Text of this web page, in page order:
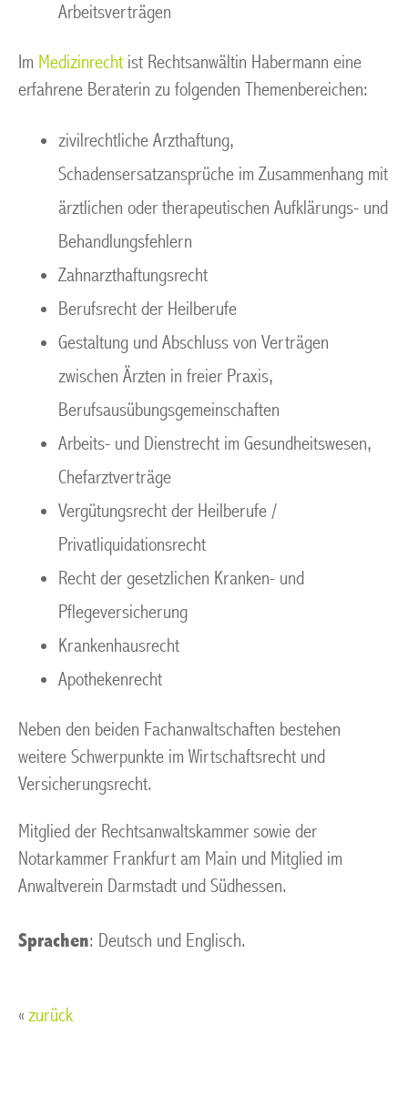
Arbeitsverträgen
Im Medizinrecht ist Rechtsanwältin Habermann eine
erfahrene Beraterin zu folgenden Themenbereichen:
zivilrechtliche Arzthaftung,
Schadensersatzansprüche im Zusammenhang mit
ärztlichen oder therapeutischen Aufklärungs- und
Behandlungsfehlern
Zahnarzthaftungsrecht
Berufsrecht der Heilberufe
Gestaltung und Abschluss von Verträgen
zwischen Ärzten in freier Praxis,
Berufsausübungsgemeinschaften
Arbeits- und Dienstrecht im Gesundheitswesen,
Chefarztverträge
Vergütungsrecht der Heilberufe /
Privatliquidationsrecht
Recht der gesetzlichen Kranken- und
Pflegeversicherung
Krankenhausrecht
Apothekenrecht
Neben den beiden Fachanwaltschaften bestehen
weitere Schwerpunkte im Wirtschaftsrecht und
Versicherungsrecht.
Mitglied der Rechtsanwaltskammer sowie der
Notarkammer Frankfurt am Main und Mitglied im
Anwaltverein Darmstadt und Südhessen.
Sprachen: Deutsch und Englisch.
« zurück